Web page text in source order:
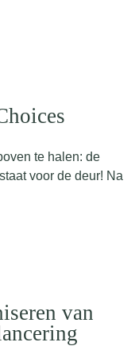
te halen: de
voor de deur! Na
van